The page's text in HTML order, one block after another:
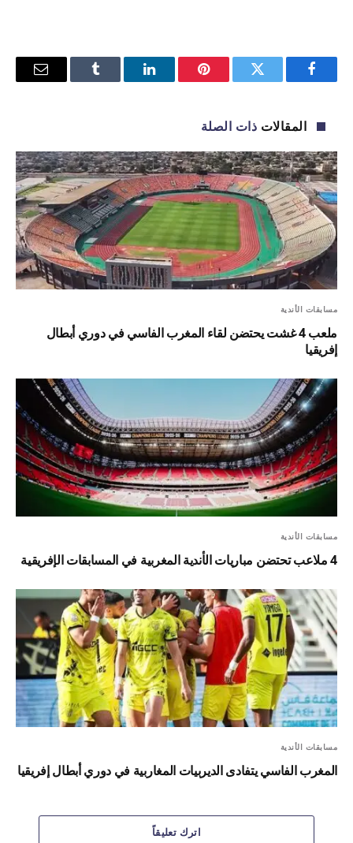
فيسبوك تويتر بينتيريستلينكدإن Tumblr
البريد
المقالات ذات الصلة
مسابقات الأندية
ملعب 4 غشت يحتضن لقاء المغرب الفاسي في دوري أبطال
إفريقيا
مسابقات الأندية
4 ملاعب تحتضن مباريات الأندية المغربية في المسابقات الإفريقية
مسابقات الأندية
المغرب الفاسي يتفادى الديربيات المغاربية في دوري أبطال إفريقيا
اترك تعليقاً